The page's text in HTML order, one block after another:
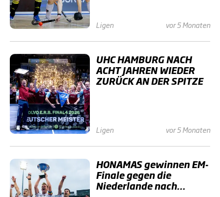
Ligen vor 5 Monaten
UHC HAMBURG NACH
ACHT JAHREN WIEDER
ZURÜCK AN DER SPITZE
Ligen vor 5 Monaten
HONAMAS gewinnen EM-
Finale gegen die
Niederlande nach